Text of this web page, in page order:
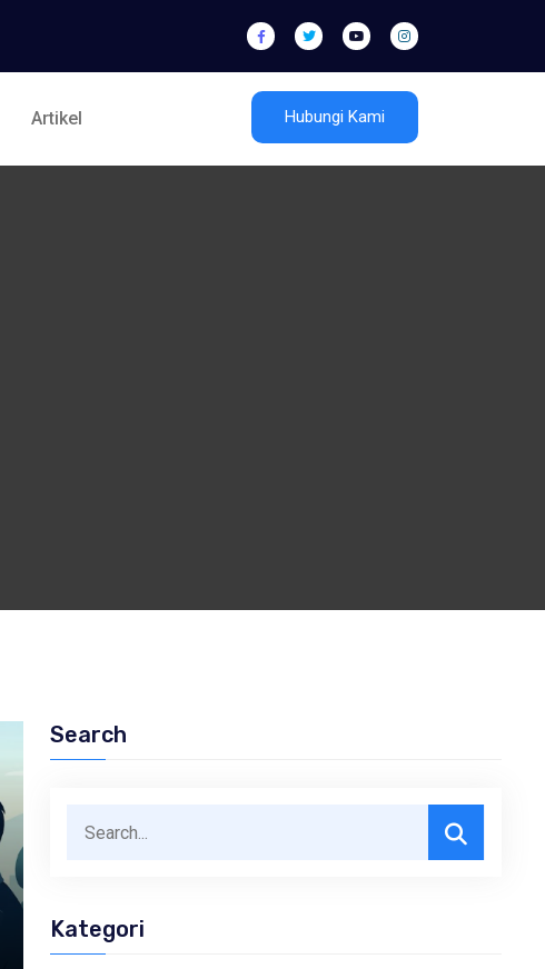
Artikel Hubungi Kami
Search
Kategori